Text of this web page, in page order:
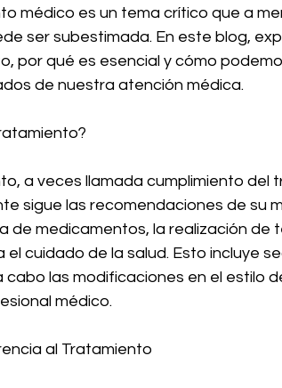
médico es un tema crítico que a
ser subestimada. En este blog,
por qué es esencial y cómo
de nuestra atención médica.
a veces llamada cumplimiento del
sigue las recomendaciones de su
de medicamentos, la realización de
cuidado de la salud. Esto incluye
las modificaciones en el estilo
médico.
al Tratamiento